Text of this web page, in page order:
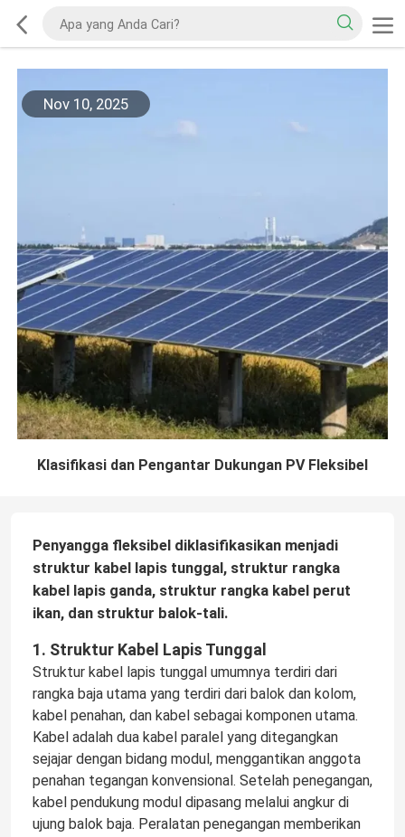
Nov 10, 2025
Klasifikasi dan Pengantar Dukungan PV Fleksibel
Penyangga fleksibel diklasifikasikan menjadi
struktur kabel lapis tunggal, struktur rangka
kabel lapis ganda, struktur rangka kabel perut
ikan, dan struktur balok-tali.
1. Struktur Kabel Lapis Tunggal
Struktur kabel lapis tunggal umumnya terdiri dari
rangka baja utama yang terdiri dari balok dan kolom,
kabel penahan, dan kabel sebagai komponen utama.
Kabel adalah dua kabel paralel yang ditegangkan
sejajar dengan bidang modul, menggantikan anggota
penahan tegangan konvensional. Setelah penegangan,
kabel pendukung modul dipasang melalui angkur di
ujung balok baja. Peralatan penegangan memberikan